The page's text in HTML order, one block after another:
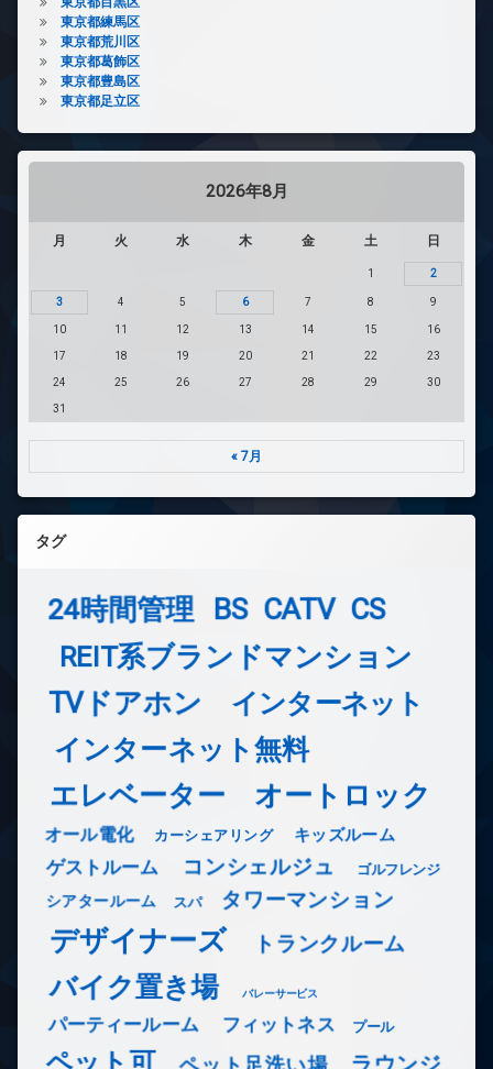
東京都練馬区
東京都荒川区
東京都葛飾区
東京都豊島区
東京都足立区
2026年8月
月 火 水 木 金 土 日
1 2
3 4 5 6 7 8 9
10 11 12 13 14 15 16
17 18 19 20 21 22 23
24 25 26 27 28 29 30
31
« 7月
タグ
24時間管理 BS CATV CS
REIT系ブランドマンション
TVドアホン インターネット
インターネット無料
エレベーター オートロック
オール電化 カーシェアリング キッズルーム
ゲストルーム コンシェルジュ ゴルフレンジ
シアタールーム スパ タワーマンション
デザイナーズ トランクルーム
バイク置き場 バレーサービス
パーティールーム フィットネス プール
ペット可 ラウンジ